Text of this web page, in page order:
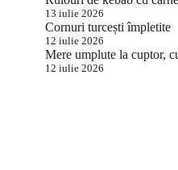
13 iulie 2026
Cornuri turcești împletite
12 iulie 2026
Mere umplute la cuptor,
12 iulie 2026